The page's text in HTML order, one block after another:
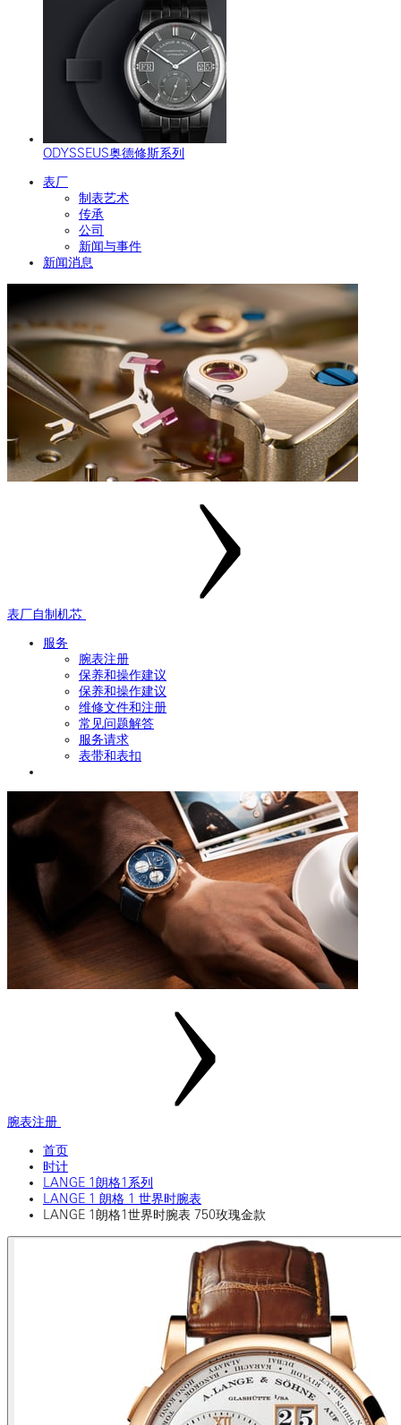
ODYSSEUS奥德修斯系列
表厂
制表艺术
传承
公司
新闻与事件
新闻消息
表厂自制机芯
服务
腕表注册
保养和操作建议
保养和操作建议
维修文件和注册
常见问题解答
服务请求
表带和表扣
腕表注册
首页
时计
LANGE 1朗格1系列
LANGE 1 朗格 1 世界时腕表
LANGE 1朗格1世界时腕表 750玫瑰金款